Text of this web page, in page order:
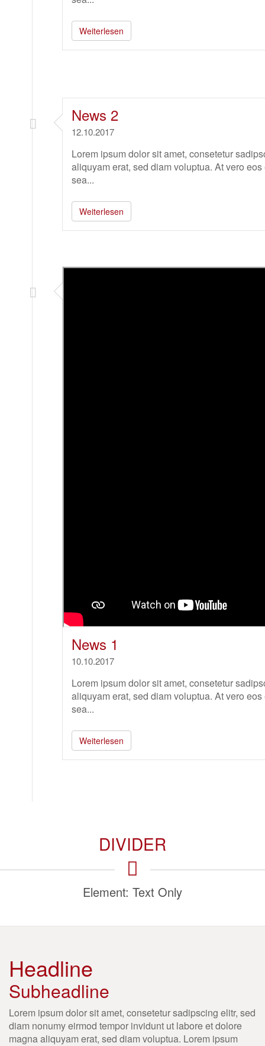
Weiterlesen
News 2
12.10.2017
Lorem ipsum dolor sit amet, consetetur
aliquyam erat, sed diam voluptua. At vero
sea...
Weiterlesen
News 1
10.10.2017
Lorem ipsum dolor sit amet, consetetur
aliquyam erat, sed diam voluptua. At vero
sea...
Weiterlesen
DIVIDER
Element: Text Only
Headline
Subheadline
Lorem ipsum dolor sit amet, consetetur sadipscing elitr, sed
diam nonumy eirmod tempor invidunt ut labore et dolore
magna aliquyam erat, sed diam voluptua. Lorem ipsum